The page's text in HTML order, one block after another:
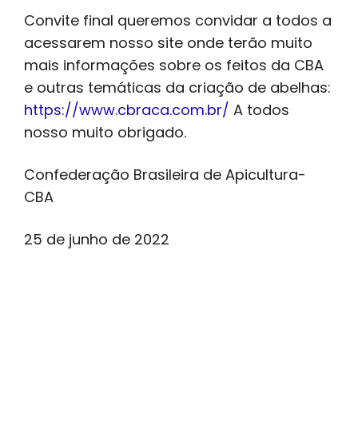
Convite final queremos convidar a todos a
acessarem nosso site onde terão muito
mais informações sobre os feitos da CBA
e outras temáticas da criação de abelhas:
https://www.cbraca.com.br/ A todos
nosso muito obrigado.
Confederação Brasileira de Apicultura-
CBA
25 de junho de 2022